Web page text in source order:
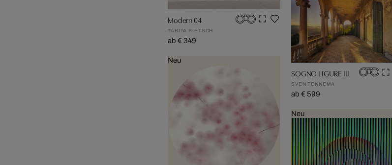
Modern 04
TABITA PIETSCH
ab € 349
Neu
SOGNO LIGURE III
SVEN FENNEMA
ab € 599
Neu